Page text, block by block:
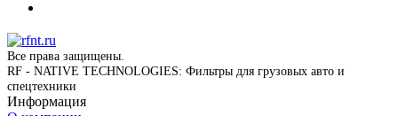
Все права защищены.
RF - NATIVE TECHNOLOGIES: Фильтры для грузовых авто и
спецтехники
Информация